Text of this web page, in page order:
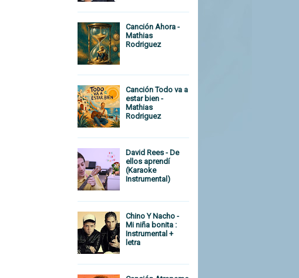
Canción Ahora -
Mathias
Rodriguez
Canción Todo va a
estar bien -
Mathias
Rodriguez
David Rees - De
ellos aprendí
(Karaoke
Instrumental)
Chino Y Nacho -
Mi niña bonita :
Instrumental +
letra